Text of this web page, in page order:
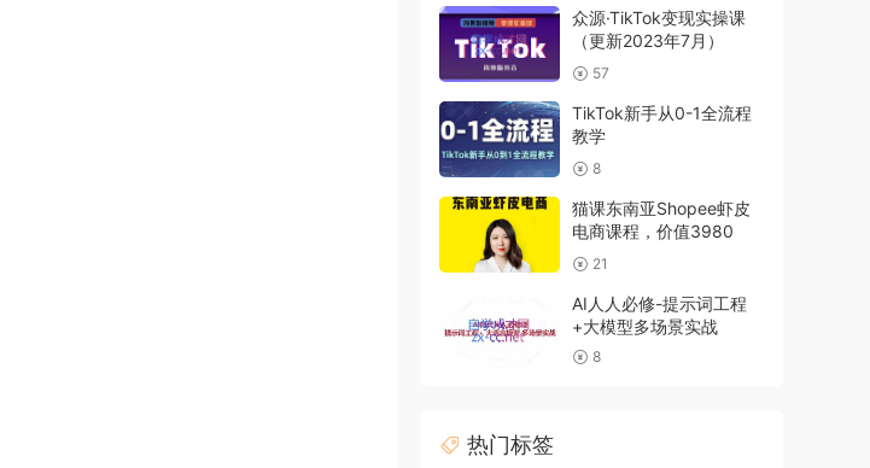
众源·TikTok变现实操课
（更新2023年7月）
57
TikTok新手从0-1全流程
教学
8
猫课东南亚Shopee虾皮
电商课程，价值3980
21
AI人人必修-提示词工程
+大模型多场景实战
8
热门标签